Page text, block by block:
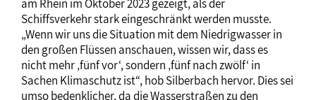
am Rhein im Oktober 2023 gezeigt, als der
Schiffsverkehr stark eingeschränkt werden musste.
„Wenn wir uns die Situation mit dem Niedrigwasser in
den großen Flüssen anschauen, wissen wir, dass es
nicht mehr ‚fünf vor‘, sondern ‚fünf nach zwölf‘ in
Sachen Klimaschutz ist“, hob Silberbach hervor. Dies sei
umso bedenklicher, da die Wasserstraßen zu den